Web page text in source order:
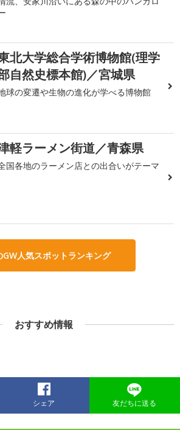
北大学総合学術博物館(理学
自然史標本館)／宮城県
球の変遷や生物の進化が学べる博物館
軽ラーメン街道／青森県
国各地のラーメン店との出合いがテーマ
GW人気スポットランキング
おすすめ情報
シェア 友だちに送る